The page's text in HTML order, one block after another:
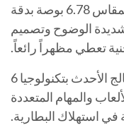
بدقة
الوضوح وتصميم
تعطي مظهراً رائعاً.
المعالج الأحدث بتكنولوجيا 6
والمهام المتعددة
استهلاك البطارية.